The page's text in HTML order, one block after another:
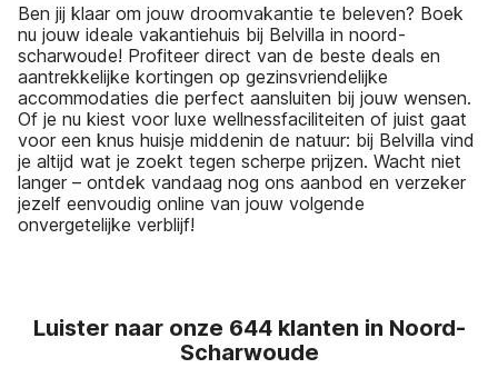
Ben jij klaar om jouw droomvakantie te beleven? Boek
nu jouw ideale vakantiehuis bij Belvilla in noord-
scharwoude! Profiteer direct van de beste deals en
aantrekkelijke kortingen op gezinsvriendelijke
accommodaties die perfect aansluiten bij jouw wensen.
Of je nu kiest voor luxe wellnessfaciliteiten of juist gaat
voor een knus huisje middenin de natuur: bij Belvilla vind
je altijd wat je zoekt tegen scherpe prijzen. Wacht niet
langer – ontdek vandaag nog ons aanbod en verzeker
jezelf eenvoudig online van jouw volgende
onvergetelijke verblijf!
Luister naar onze 644 klanten in Noord-
Scharwoude